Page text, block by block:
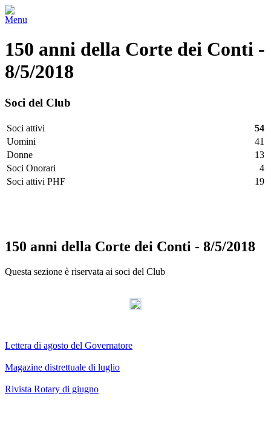
Menu
150 anni della Corte dei Conti -
8/5/2018
Soci del Club
Soci attivi
54
Uomini
41
Donne
13
Soci Onorari
4
Soci attivi PHF
19
150 anni della Corte dei Conti - 8/5/2018
Questa sezione è riservata ai soci del Club
Kekeljevic.
Lettera di agosto del Governatore
Magazine distrettuale di luglio
Rivista Rotary di giugno